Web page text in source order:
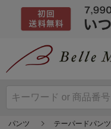
パンツ テーパードパンツ